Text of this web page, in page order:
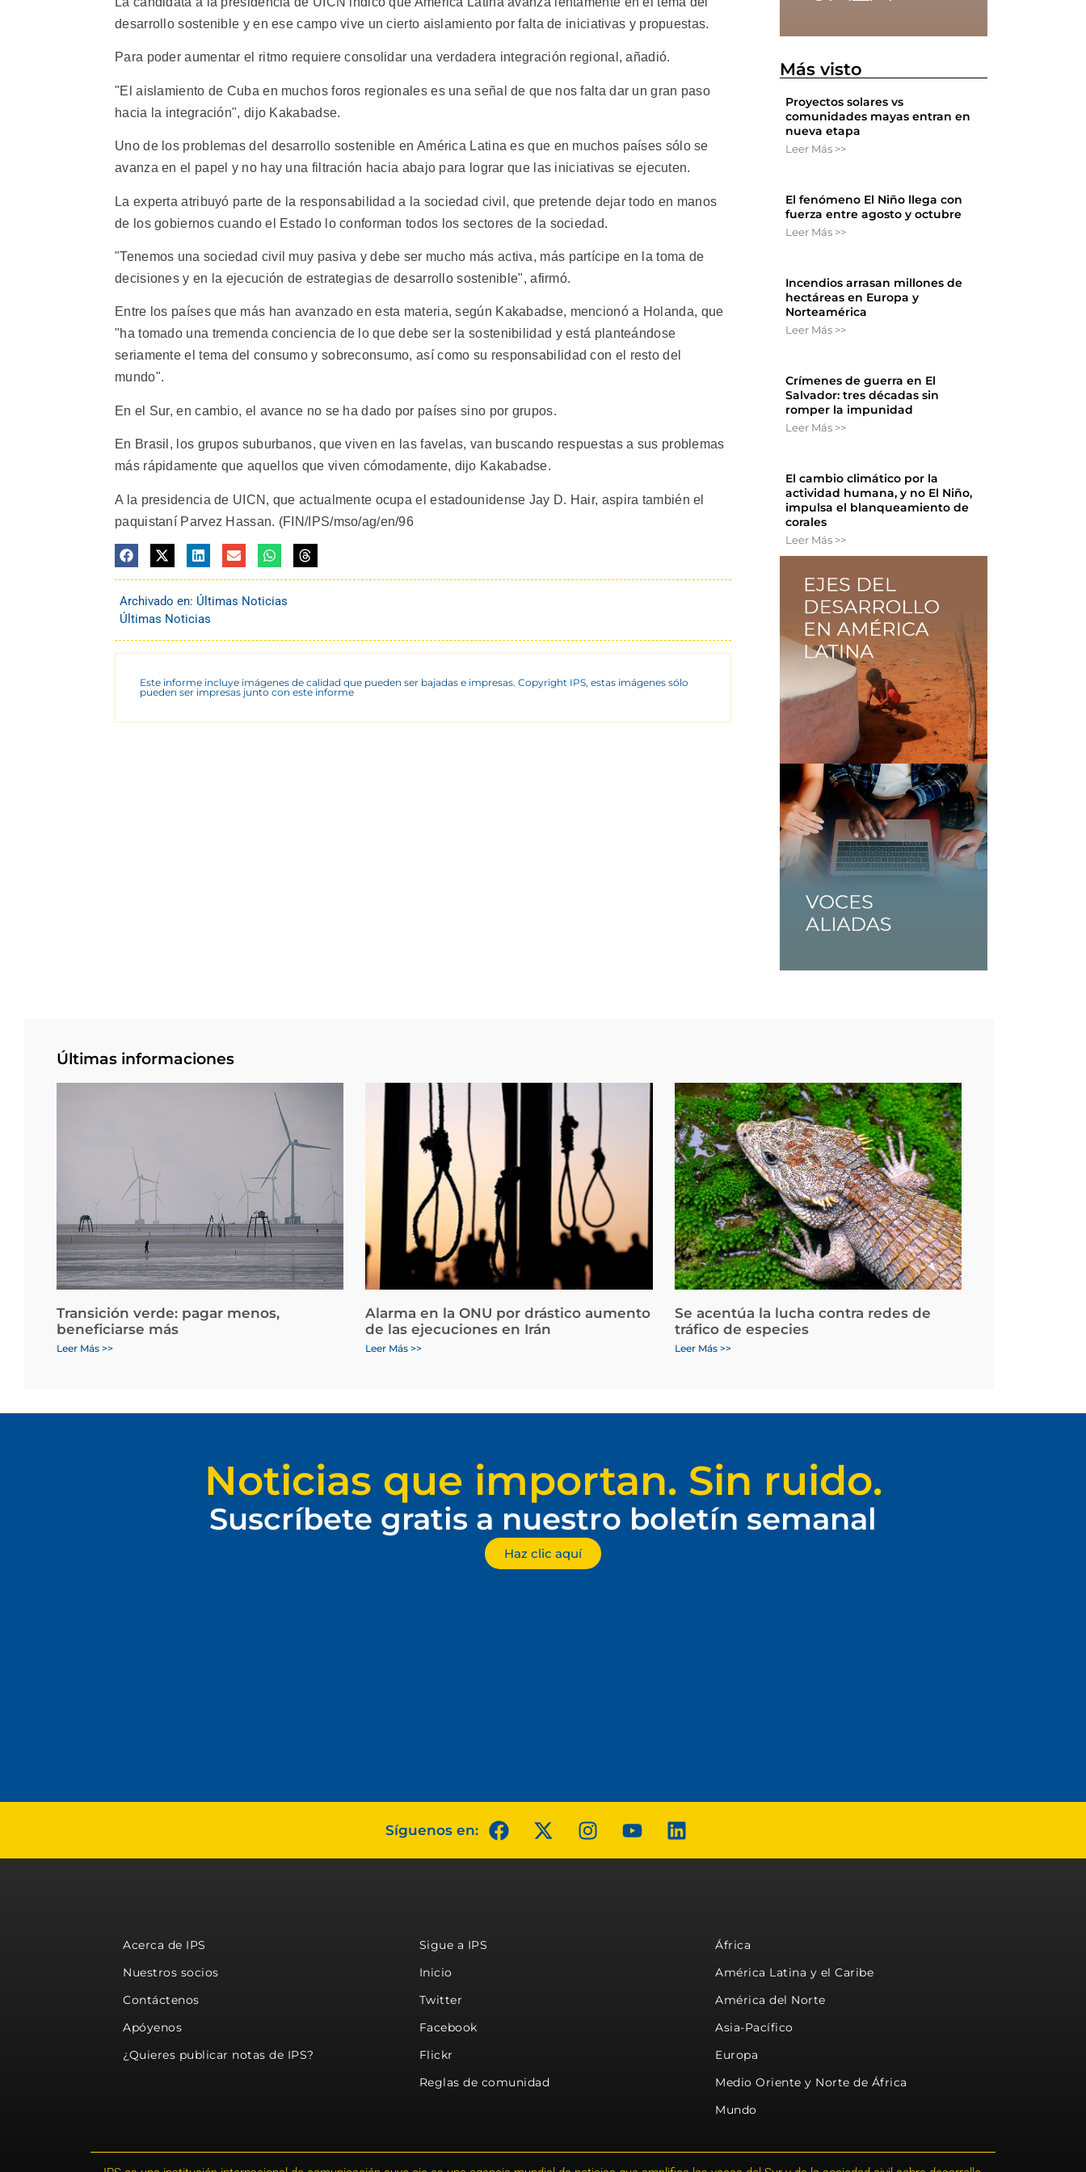
desarrollo sostenible y en ese campo vive un cierto aislamiento por falta de iniciativas y propuestas.
Para poder aumentar el ritmo requiere consolidar una verdadera integración regional, añadió.
"El aislamiento de Cuba en muchos foros regionales es una señal de que nos falta dar un gran paso
hacia la integración", dijo Kakabadse.
Uno de los problemas del desarrollo sostenible en América Latina es que en muchos países sólo se
avanza en el papel y no hay una filtración hacia abajo para lograr que las iniciativas se ejecuten.
La experta atribuyó parte de la responsabilidad a la sociedad civil, que pretende dejar todo en manos
de los gobiernos cuando el Estado lo conforman todos los sectores de la sociedad.
"Tenemos una sociedad civil muy pasiva y debe ser mucho más activa, más partícipe en la toma de
decisiones y en la ejecución de estrategias de desarrollo sostenible", afirmó.
Entre los países que más han avanzado en esta materia, según Kakabadse, mencionó a Holanda, que
"ha tomado una tremenda conciencia de lo que debe ser la sostenibilidad y está planteándose
seriamente el tema del consumo y sobreconsumo, así como su responsabilidad con el resto del
mundo".
En el Sur, en cambio, el avance no se ha dado por países sino por grupos.
En Brasil, los grupos suburbanos, que viven en las favelas, van buscando respuestas a sus problemas
más rápidamente que aquellos que viven cómodamente, dijo Kakabadse.
A la presidencia de UICN, que actualmente ocupa el estadounidense Jay D. Hair, aspira también el
paquistaní Parvez Hassan. (FIN/IPS/mso/ag/en/96
Archivado en: Últimas Noticias
Últimas Noticias
Este informe incluye imágenes de calidad que pueden ser bajadas e impresas. Copyright IPS, estas imágenes sólo
pueden ser impresas junto con este informe
Más visto
Proyectos solares vs
comunidades mayas entran en
nueva etapa
Leer Más >>
El fenómeno El Niño llega con
fuerza entre agosto y octubre
Leer Más >>
Incendios arrasan millones de
hectáreas en Europa y
Norteamérica
Leer Más >>
Crímenes de guerra en El
Salvador: tres décadas sin
romper la impunidad
Leer Más >>
El cambio climático por la
actividad humana, y no El Niño,
impulsa el blanqueamiento de
corales
Leer Más >>
Últimas informaciones
Transición verde: pagar menos,
beneficiarse más
Leer Más >>
Alarma en la ONU por drástico aumento
de las ejecuciones en Irán
Leer Más >>
Se acentúa la lucha contra redes de
tráfico de especies
Leer Más >>
Noticias que importan. Sin ruido.
Suscríbete gratis a nuestro boletín semanal
Haz clic aquí
Síguenos en:
Acerca de IPS
Nuestros socios
Contáctenos
Apóyenos
¿Quieres publicar notas de IPS?
Sigue a IPS
Inicio
Twitter
Facebook
Flickr
Reglas de comunidad
África
América Latina y el Caribe
América del Norte
Asia-Pacífico
Europa
Medio Oriente y Norte de África
Mundo